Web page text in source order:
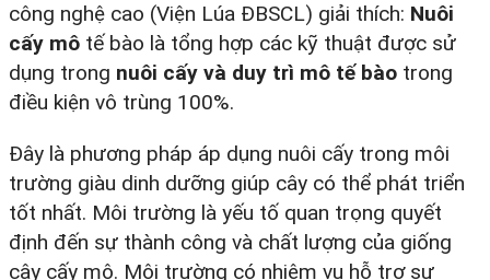
công nghệ cao (Viện Lúa ĐBSCL) giải thích: Nuôi
cấy mô tế bào là tổng hợp các kỹ thuật được sử
dụng trong nuôi cấy và duy trì mô tế bào trong
điều kiện vô trùng 100%.
Đây là phương pháp áp dụng nuôi cấy trong môi
trường giàu dinh dưỡng giúp cây có thể phát triển
tốt nhất. Môi trường là yếu tố quan trọng quyết
định đến sự thành công và chất lượng của giống
cây cấy mô. Môi trường có nhiệm vụ hỗ trợ sự